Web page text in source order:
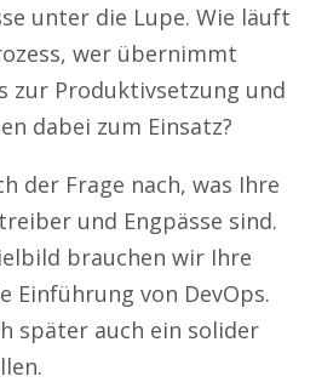
unter die Lupe. Wie läuft
wer übernimmt
zur Produktivsetzung und
dabei zum Einsatz?
der Frage nach, was Ihre
und Engpässe sind.
brauchen wir Ihre
Einführung von DevOps.
später auch ein solider